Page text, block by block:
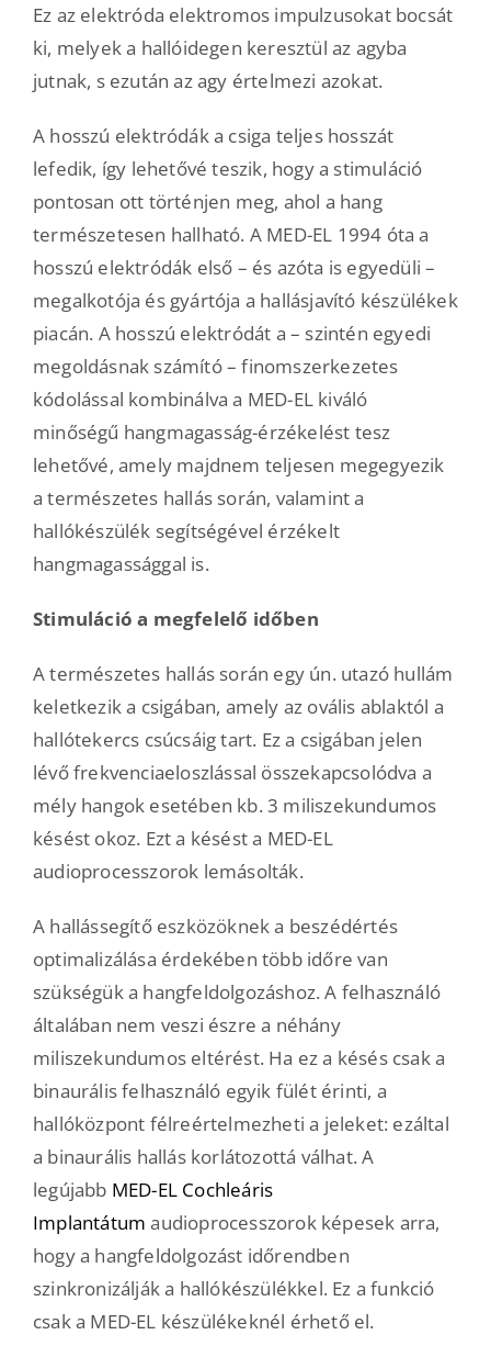
Ez az elektróda elektromos impulzusokat bocsát
ki, melyek a hallóidegen keresztül az agyba
jutnak, s ezután az agy értelmezi azokat.
A hosszú elektródák a csiga teljes hosszát
lefedik, így lehetővé teszik, hogy a stimuláció
pontosan ott történjen meg, ahol a hang
természetesen hallható. A MED-EL 1994 óta a
hosszú elektródák első – és azóta is egyedüli –
megalkotója és gyártója a hallásjavító készülékek
piacán. A hosszú elektródát a – szintén egyedi
megoldásnak számító – finomszerkezetes
kódolással kombinálva a MED-EL kiváló
minőségű hangmagasság-érzékelést tesz
lehetővé, amely majdnem teljesen megegyezik
a természetes hallás során, valamint a
hallókészülék segítségével érzékelt
hangmagassággal is.
Stimuláció a megfelelő időben
A természetes hallás során egy ún. utazó hullám
keletkezik a csigában, amely az ovális ablaktól a
hallótekercs csúcsáig tart. Ez a csigában jelen
lévő frekvenciaeloszlással összekapcsolódva a
mély hangok esetében kb. 3 miliszekundumos
késést okoz. Ezt a késést a MED-EL
audioprocesszorok lemásolták.
A hallássegítő eszközöknek a beszédértés
optimalizálása érdekében több időre van
szükségük a hangfeldolgozáshoz. A felhasználó
általában nem veszi észre a néhány
miliszekundumos eltérést. Ha ez a késés csak a
binaurális felhasználó egyik fülét érinti, a
hallóközpont félreértelmezheti a jeleket: ezáltal
a binaurális hallás korlátozottá válhat. A
legújabb MED-EL Cochleáris
Implantátum audioprocesszorok képesek arra,
hogy a hangfeldolgozást időrendben
szinkronizálják a hallókészülékkel. Ez a funkció
csak a MED-EL készülékeknél érhető el.